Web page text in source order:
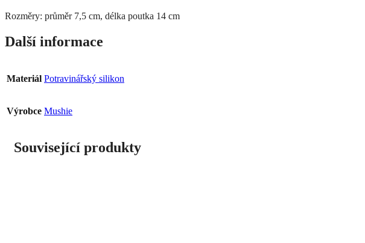
Rozměry: průměr 7,5 cm, délka poutka 14 cm
Další informace
Materiál Potravinářský silikon
Výrobce Mushie
Související produkty